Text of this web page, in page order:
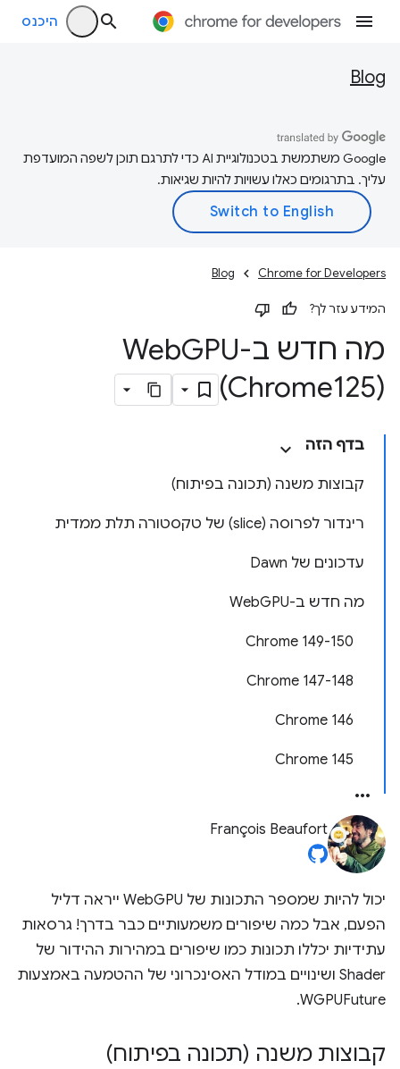
היכנס
Blog
‫Google משתמשת בטכנולוגיית AI כדי לתרגם תוכן לשפה המועדפת
עליך. בתרגומים כאלו עשויות להיות שגיאות.
Chrome for Developers
Blog
המידע עזר לך?
מה חדש ב-WebGPU
(Chrome125)
בדף הזה
קבוצות משנה (תכונה בפיתוח)
רינדור לפרוסה (slice) של טקסטורה תלת ממדית
עדכונים של Dawn
מה חדש ב-WebGPU
‫Chrome 149-150
‫Chrome 147-148
Chrome 146
Chrome 145
François Beaufort
יכול להיות שמספר התכונות של WebGPU ייראה דליל
הפעם, אבל כמה שיפורים משמעותיים כבר בדרך! גרסאות
עתידיות יכללו תכונות כמו שיפורים במהירות ההידור של
Shader ושינויים במודל האסינכרוני של ההטמעה באמצעות
WGPUFuture.
קבוצות משנה (תכונה בפיתוח)